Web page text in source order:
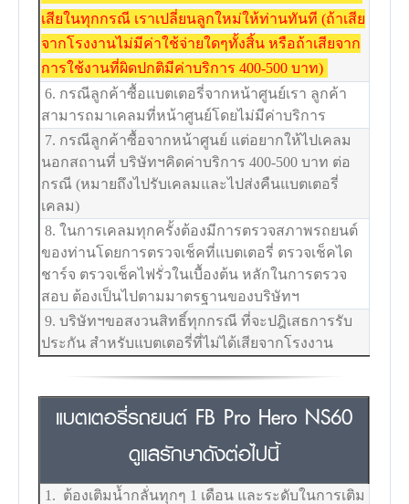
เสียในทุกกรณี เราเปลี่ยนลูกใหม่ให้ท่านทันที (ถ้าเสีย
จากโรงงานไม่มีค่าใช้จ่ายใดๆทั้งสิ้น หรือถ้าเสียจาก
การใช้งานที่ผิดปกติมีค่าบริการ 400-500 บาท)
6. กรณีลูกค้าซื้อแบตเตอรี่จากหน้าศูนย์เรา ลูกค้า
สามารถมาเคลมที่หน้าศูนย์โดยไม่มีค่าบริการ
7. กรณีลูกค้าซื้อจากหน้าศูนย์ แต่อยากให้ไปเคลม
นอกสถานที่ บริษัทฯคิดค่าบริการ 400-500 บาท ต่อ
กรณี (หมายถึงไปรับเคลมและไปส่งคืนแบตเตอรี่
เคลม)
8. ในการเคลมทุกครั้งต้องมีการตรวจสภาพรถยนต์
ของท่านโดยการตรวจเช็คที่แบตเตอรี่ ตรวจเช็คได
ชาร์จ ตรวจเช็คไฟรั่วในเบื้องต้น หลักในการตรวจ
สอบ ต้องเป็นไปตามมาตรฐานของบริษัทฯ
9. บริษัทฯขอสงวนสิทธิ์ทุกกรณี ที่จะปฎิเสธการรับ
ประกัน สำหรับแบตเตอรี่ที่ไม่ได้เสียจากโรงงาน
แบตเตอรี่รถยนต์ FB Pro Hero NS60
ดูแลรักษาดังต่อไปนี้
1. ต้องเติมน้ำกลั่นทุกๆ 1 เดือน และระดับในการเติม